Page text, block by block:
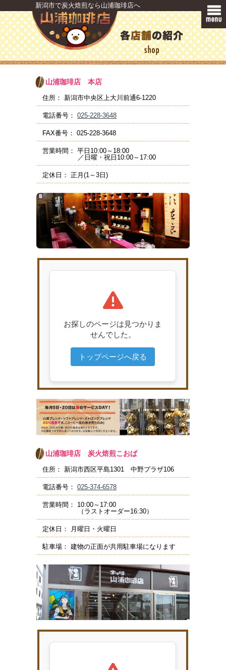
新潟市で炭火焙煎なら山浦珈琲店へ
山浦珈琲店 本店
住所： 新潟市中央区上大川前通6-1220
電話番号： 025-228-3648
FAX番号： 025-228-3648
営業時間： 平日10:00～18:00
／日曜・祝日10:00～17:00
定休日： 正月(1～3日)
山浦珈琲店 炭火焙煎こおば
住所： 新潟市西区平島1301 中野プラザ106
電話番号： 025-374-6578
営業時間：
10:00～17:00
（ラストオーダー16:30）
定休日： 月曜日・火曜日
駐車場： 建物の正面が共用駐車場になります